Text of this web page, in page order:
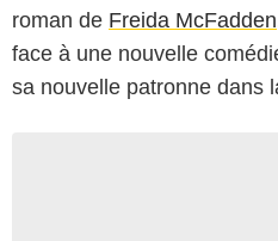
roman de Freida McFadden
face à une nouvelle
sa nouvelle patronne dans